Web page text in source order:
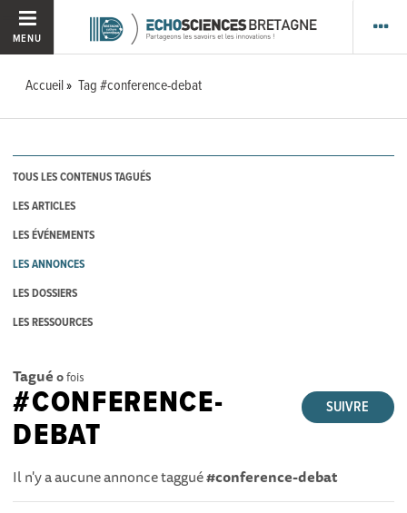
MENU
Accueil Tag #conference-debat
TOUS LES CONTENUS TAGUÉS
LES ARTICLES
LES ÉVÉNEMENTS
LES ANNONCES
LES DOSSIERS
LES RESSOURCES
Tagué 0fois
SUIVRE
#CONFERENCE-
DEBAT
Il n'y a aucune annonce taggué#conference-debat